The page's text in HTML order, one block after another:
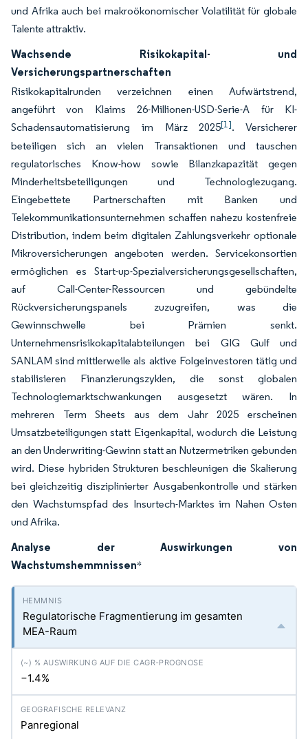
und Afrika auch bei makroökonomischer Volatilität für globale
Talente attraktiv.
Wachsende Risikokapital- und
Versicherungspartnerschaften
Risikokapitalrunden verzeichnen einen Aufwärtstrend,
angeführt von Klaims 26-Millionen-USD-Serie-A für KI-
Schadensautomatisierung im März 2025[1]. Versicherer
beteiligen sich an vielen Transaktionen und tauschen
regulatorisches Know-how sowie Bilanzkapazität gegen
Minderheitsbeteiligungen und Technologiezugang.
Eingebettete Partnerschaften mit Banken und
Telekommunikationsunternehmen schaffen nahezu kostenfreie
Distribution, indem beim digitalen Zahlungsverkehr optionale
Mikroversicherungen angeboten werden. Servicekonsortien
ermöglichen es Start-up-Spezialversicherungsgesellschaften,
auf Call-Center-Ressourcen und gebündelte
Rückversicherungspanels zuzugreifen, was die
Gewinnschwelle bei Prämien senkt.
Unternehmensrisikokapitalabteilungen bei GIG Gulf und
SANLAM sind mittlerweile als aktive Folgeinvestoren tätig und
stabilisieren Finanzierungszyklen, die sonst globalen
Technologiemarktschwankungen ausgesetzt wären. In
mehreren Term Sheets aus dem Jahr 2025 erscheinen
Umsatzbeteiligungen statt Eigenkapital, wodurch die Leistung
an den Underwriting-Gewinn statt an Nutzermetriken gebunden
wird. Diese hybriden Strukturen beschleunigen die Skalierung
bei gleichzeitig disziplinierter Ausgabenkontrolle und stärken
den Wachstumspfad des Insurtech-Marktes im Nahen Osten
und Afrika.
Analyse der Auswirkungen von
Wachstumshemmnissen*
Regulatorische Fragmentierung im gesamten
MEA-Raum
−1.4%
Panregional